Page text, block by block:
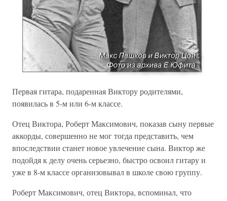
Первая гитара, подаренная Виктору родителями,
появилась в 5-м или 6-м классе.
Отец Виктора, Роберт Максимович, показав сыну первые
аккорды, совершенно не мог тогда представить, чем
впоследствии станет новое увлечение сына. Виктор же
подойдя к делу очень серьезно, быстро освоил гитару и
уже в 8-м классе организовывал в школе свою группу.
Роберт Максимович, отец Виктора, вспоминал, что